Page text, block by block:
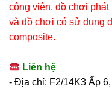
công viên, đồ chơi phát
và đồ chơi có sử dụng
composite.
Liên hệ
- Địa chỉ: F2/14K3 Ấp